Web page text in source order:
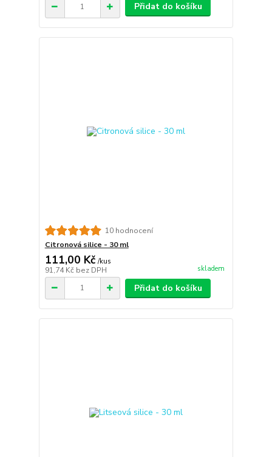
Přidat do košíku
10 hodnocení
Citronová silice - 30 ml
111,00 Kč /kus
91,74 Kč bez DPH skladem
Přidat do košíku